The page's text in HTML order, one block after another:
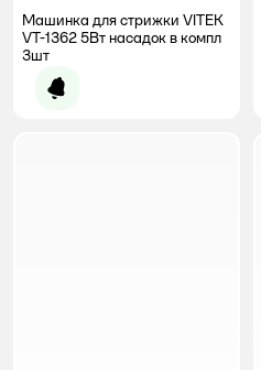
Машинка для стрижки VITEK
VT-1362 5Вт насадок в компл
3шт
Уведомить о появлении